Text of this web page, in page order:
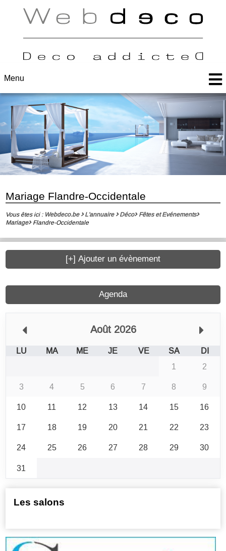
Menu
Mariage Flandre-Occidentale
Vous êtes ici : Webdeco.be L'annuaire Déco
Fêtes et Evénements
Mariage
Flandre-Occidentale
Agenda
Août 2026
LU MA ME JE VE SA
DI
1
2
3
4 5 6 7 8
9
10
11 12 13 14 15
16
17
18 19 20 21 22
23
24
25 26 27 28 29
30
31
[+] Ajouter un évènement
Les salons